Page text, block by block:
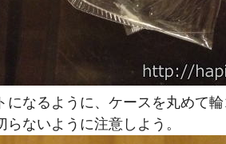
になるように、ケースを丸めて
ないように注意しよう。